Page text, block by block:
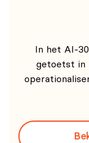
In het AI-
getoetst in